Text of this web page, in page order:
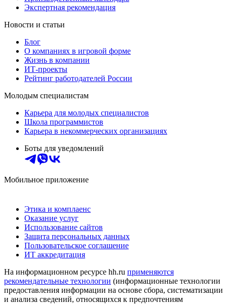
Экспертная рекомендация
Новости и статьи
Блог
О компаниях в игровой форме
Жизнь в компании
ИТ-проекты
Рейтинг работодателей России
Молодым специалистам
Карьера для молодых специалистов
Школа программистов
Карьера в некоммерческих организациях
Боты для уведомлений
Мобильное приложение
Этика и комплаенс
Оказание услуг
Использование сайтов
Защита персональных данных
Пользовательское соглашение
ИТ аккредитация
На информационном ресурсе hh.ru применяются
рекомендательные технологии (информационные технологии
предоставления информации на основе сбора, систематизации
и анализа сведений, относящихся к предпочтениям